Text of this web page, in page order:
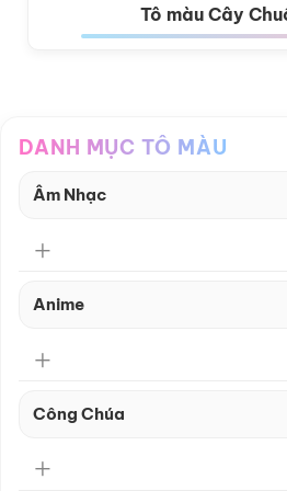
Tô màu Cây
DANH MỤC TÔ MÀU
Âm Nhạc
Anime
Công Chúa